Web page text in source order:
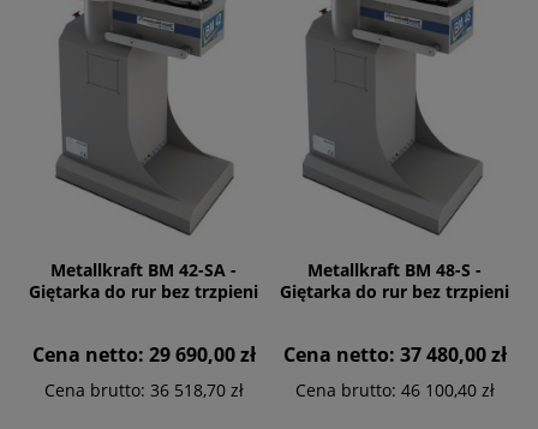
Metallkraft BM 42-SA -
Giętarka do rur bez trzpieni
Cena netto: 29 690,00 zł
Cena brutto: 36 518,70 zł
Metallkraft BM 48-S -
Giętarka do rur bez trzpieni
Cena netto: 37 480,00 zł
Cena brutto: 46 100,40 zł